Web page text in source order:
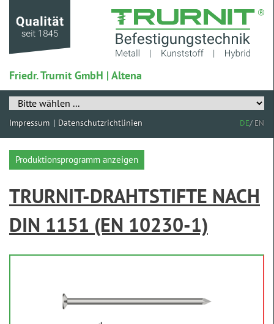
Friedr. Trurnit GmbH | Altena
Navigation
überspringen
Navigation
überspringen
Impressum Datenschutzrichtlinien DE/ EN
Produktionsprogramm anzeigen
TRURNIT-DRAHTSTIFTE NACH
DIN 1151 (EN 10230-1)